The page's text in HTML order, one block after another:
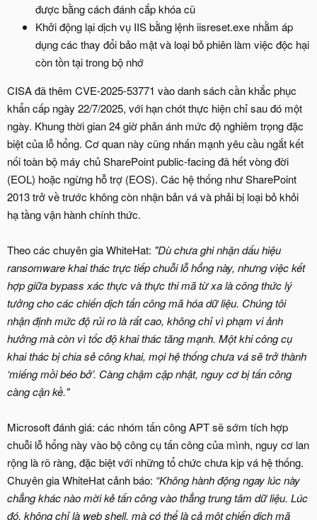
được bằng cách đánh cắp khóa cũ
Khởi động lại dịch vụ IIS bằng lệnh iisreset.exe nhằm áp
dụng các thay đổi bảo mật và loại bỏ phiên làm việc độc hại
còn tồn tại trong bộ nhớ
CISA đã thêm CVE-2025-53771 vào danh sách cần khắc phục
khẩn cấp ngày 22/7/2025, với hạn chót thực hiện chỉ sau đó một
ngày. Khung thời gian 24 giờ phản ánh mức độ nghiêm trọng đặc
biệt của lỗ hổng. Cơ quan này cũng nhấn mạnh yêu cầu ngắt kết
nối toàn bộ máy chủ SharePoint public-facing đã hết vòng đời
(EOL) hoặc ngừng hỗ trợ (EOS). Các hệ thống như SharePoint
2013 trở về trước không còn nhận bản vá và phải bị loại bỏ khỏi
hạ tầng vận hành chính thức.
Theo các chuyên gia WhiteHat: "Dù chưa ghi nhận dấu hiệu
ransomware khai thác trực tiếp chuỗi lỗ hổng này, nhưng việc kết
hợp giữa bypass xác thực và thực thi mã từ xa là công thức lý
tưởng cho các chiến dịch tấn công mã hóa dữ liệu. Chúng tôi
nhận định mức độ rủi ro là rất cao, không chỉ vì phạm vi ảnh
hưởng mà còn vì tốc độ khai thác tăng mạnh. Một khi công cụ
khai thác bị chia sẻ công khai, mọi hệ thống chưa vá sẽ trở thành
‘miếng mồi béo bở’. Càng chậm cập nhật, nguy cơ bị tấn công
càng cận kề."
Microsoft đánh giá: các nhóm tấn công APT sẽ sớm tích hợp
chuỗi lỗ hổng này vào bộ công cụ tấn công của mình, nguy cơ lan
rộng là rõ ràng, đặc biệt với những tổ chức chưa kịp vá hệ thống.
Chuyên gia WhiteHat cảnh báo: “Không hành động ngay lúc này
chẳng khác nào mời kẻ tấn công vào thẳng trung tâm dữ liệu. Lúc
đó, không chỉ là web shell, mà có thể là cả một chiến dịch mã